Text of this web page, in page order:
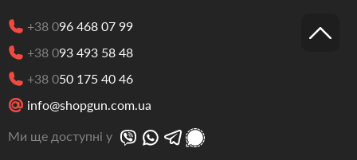
+38 096 468 07 99
+38 093 493 58 48
+38 050 175 40 46
info@shopgun.com.ua
Ми ще доступні у